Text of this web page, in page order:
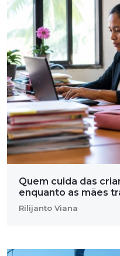
Quem cuida das
enquanto as mães
Rilijanto Viana